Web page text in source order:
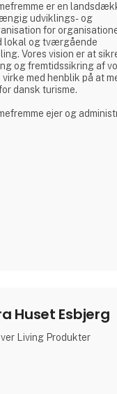
er en
udviklings- og
for
lokal og tværgående
Vores vision er at
og fremtidssikring af
virke med henblik på at
dansk turisme.
ejer og
Huset Esbjerg
Living Produkter